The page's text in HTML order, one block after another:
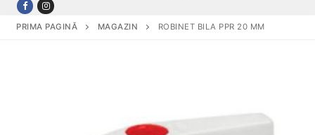
PRIMA PAGINĂ MAGAZIN ROBINET BILA PPR 20 MM